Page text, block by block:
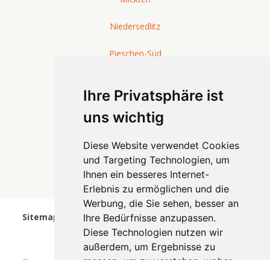
Ihre Privatsphäre ist
uns wichtig
Diese Website verwendet Cookies
und Targeting Technologien, um
Ihnen ein besseres Internet-
Erlebnis zu ermöglichen und die
Werbung, die Sie sehen, besser an
Ihre Bedürfnisse anzupassen.
Diese Technologien nutzen wir
außerdem, um Ergebnisse zu
Niedersedlitz
Pieschen-Süd
Seidnitz/Dobritz
Südvorstadt-West
Sitemap wurde am 25.09.2023 10:39 Uhr aktualisiert.